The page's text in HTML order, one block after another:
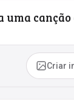
uma canção
Criar